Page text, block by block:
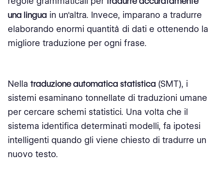
una lingua in un'altra. Invece, imparano a tradurre
elaborando enormi quantità di dati e ottenendo la
migliore traduzione per ogni frase.
Nella traduzione automatica statistica (SMT), i
sistemi esaminano tonnellate di traduzioni umane
per cercare schemi statistici. Una volta che il
sistema identifica determinati modelli, fa ipotesi
intelligenti quando gli viene chiesto di tradurre un
nuovo testo.